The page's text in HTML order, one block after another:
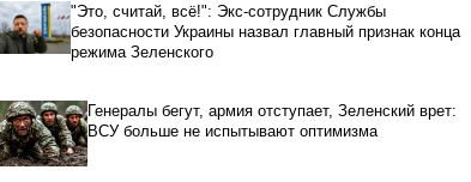
"Это, считай, всё!": Экс-сотрудник Службы
безопасности Украины назвал главный признак конца
режима Зеленского
Генералы бегут, армия отступает, Зеленский врет:
ВСУ больше не испытывают оптимизма